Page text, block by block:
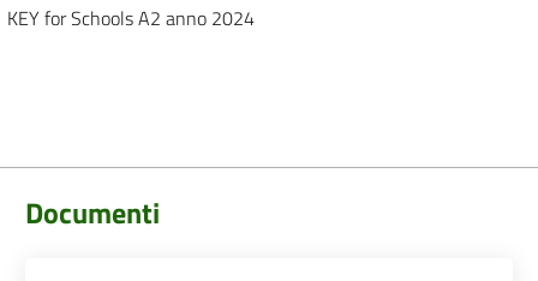
KEY for Schools A2 anno 2024
Documenti